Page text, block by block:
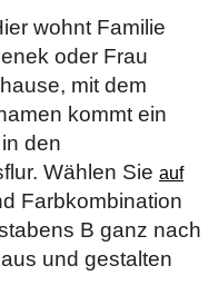
wohnt Familie
oder Frau
mit dem
kommt ein
den
Wählen Sie auf
Farbkombination
B ganz nach
und gestalten